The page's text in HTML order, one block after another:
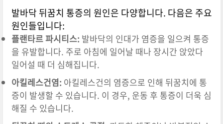
발바닥 뒤꿈치 통증의 원인은 다양합니다. 다음은 주요
원인들입니다:
플랜타르 파시티스: 발바닥의 인대가 염증을 일으켜 통증
을 유발합니다. 주로 아침에 일어날 때나 장시간 앉았다
일어설 때 더 심해집니다.
아킬레스건염: 아킬레스건의 염증으로 인해 뒤꿈치에 통
증이 발생할 수 있습니다. 이 경우, 운동 후 통증이 더욱 심
해질 수 있습니다.